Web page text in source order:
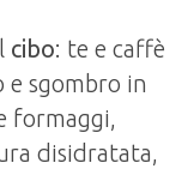
cibo: te e caffè
e sgombro in
formaggi,
disidratata,